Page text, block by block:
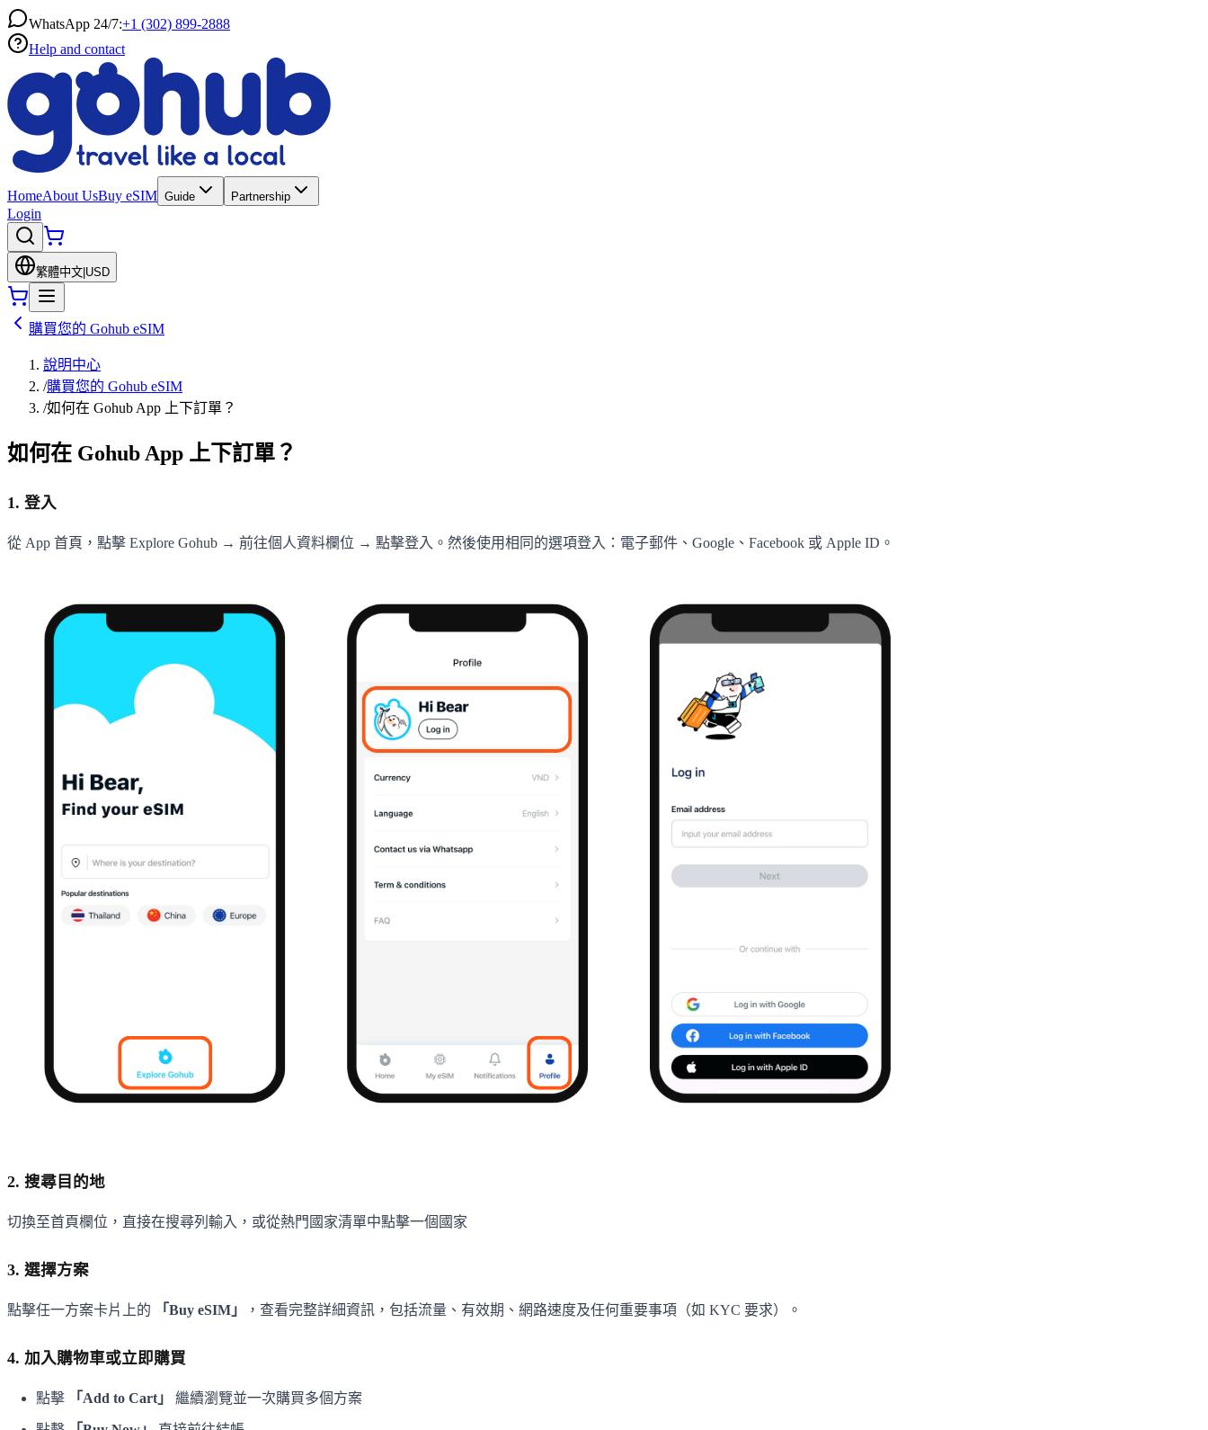
WhatsApp 24/7:+1 (302) 899-2888
Help and contact
HomeAbout UsBuy eSIM Guide Partnership
Login
繁體中文 USD
購買您的 Gohub eSIM
說明中心
/購買您的 Gohub eSIM
/如何在 Gohub App 上下訂單？
如何在 Gohub App 上下訂單？
1. 登入
從 App 首頁，點擊 Explore Gohub → 前往個人資料欄位 → 點擊登入。然後使用相同的選項登入：電子郵件、Google、Facebook 或 Apple ID。
2. 搜尋目的地
切換至首頁欄位，直接在搜尋列輸入，或從熱門國家清單中點擊一個國家
3. 選擇方案
點擊任一方案卡片上的 「Buy eSIM」 ，查看完整詳細資訊，包括流量、有效期、網路速度及任何重要事項（如 KYC 要求）。
4. 加入購物車或立即購買
點擊 「Add to Cart」 繼續瀏覽並一次購買多個方案